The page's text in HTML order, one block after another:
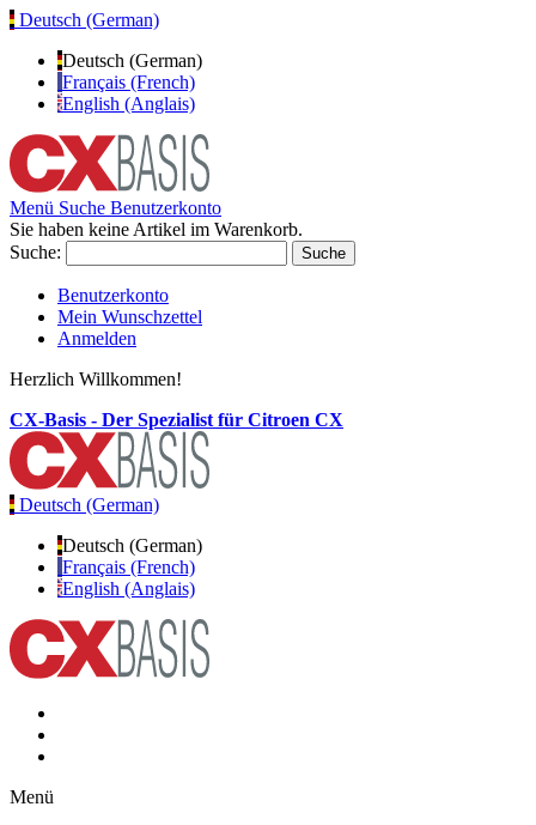
Deutsch (German)
Deutsch (German)
Français (French)
English (Anglais)
Menü Suche Benutzerkonto
Sie haben keine Artikel im Warenkorb.
Suche:
Suche
Benutzerkonto
Mein Wunschzettel
Anmelden
Herzlich Willkommen!
CX-Basis - Der Spezialist für Citroen CX
Deutsch (German)
Deutsch (German)
Français (French)
English (Anglais)
Menü